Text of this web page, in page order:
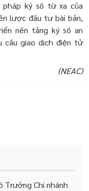
ký số từ xa của
lược đầu tư bài bản,
nền tảng ký số an
cầu giao dịch điện tử
(NEAC)
Trưởng Chi nhánh